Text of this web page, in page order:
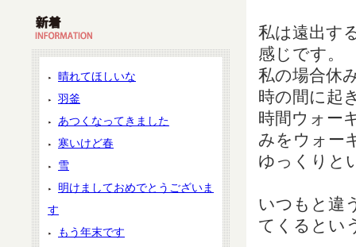
私は遠出す
感じです。
私の場合休
時の間に起
時間ウォー
みをウォー
ゆっくりと
いつもと違
てくるとい
晴れてほしいな
羽釜
あつくなってきました
寒いけど春
雪
明けましておめでとうございま
す
もう年末です